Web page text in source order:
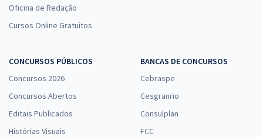
Oficina de Redação
Cursos Online Gratuitos
CONCURSOS PÚBLICOS
Concursos 2026
Concursos Abertos
Editais Publicados
Histórias Visuais
BANCAS DE CONCURSOS
Cebraspe
Cesgranrio
Consulplan
FCC